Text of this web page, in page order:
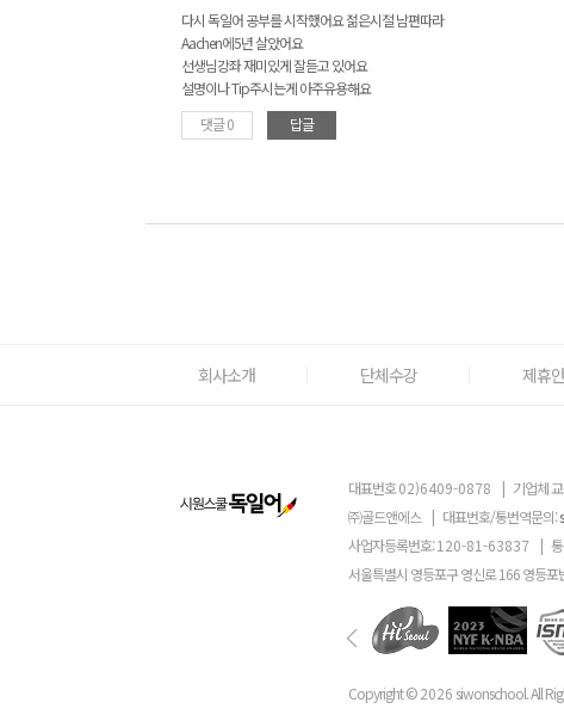
다시 독일어 공부를 시작했어요 젊은시절 남편따라
Aachen에5년 살았어요
선생님강좌 재미있게 잘듣고 있어요
설명이나 Tip주시는게 아주유용해요
댓글 0
답글
회사소개 단체수강 제휴
대표번호02)6409-0878 | 기업체
㈜골드앤에스 | 대표번호/통번역문의:
사업자등록번호:120-81-63837 |
서울특별시 영등포구 영신로 166 영등
Copyright ©2026 siwonschool. All